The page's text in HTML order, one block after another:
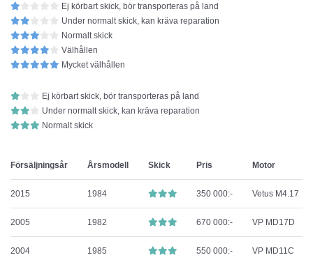
Ej körbart skick, bör transporteras på land
Under normalt skick, kan kräva reparation
Normalt skick
Välhållen
Mycket välhållen
Ej körbart skick, bör transporteras på land
Under normalt skick, kan kräva reparation
Normalt skick
Försäljningsår Årsmodell Skick Pris Motor
2015 1984 350 000:- Vetus M4.17
2005 1982 670 000:- VP MD17D
2004 1985 550 000:- VP MD11C